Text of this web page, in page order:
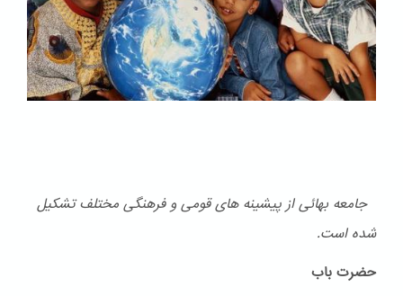
جامعه بهائی از پیشینه های قومی و فرهنگی مختلف تشكیل
شده است.
حضرت باب